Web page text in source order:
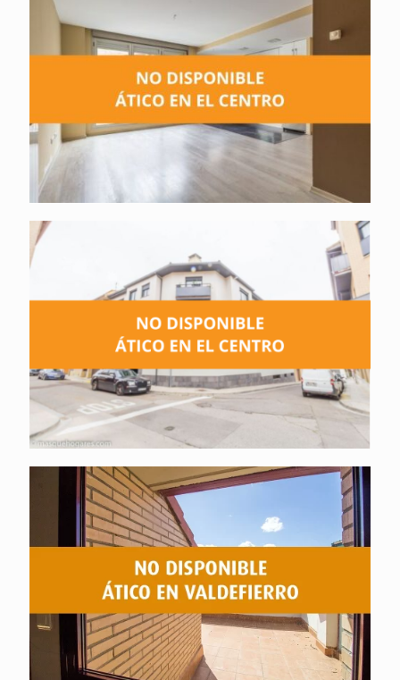
Ático no disponible
Ático no disponible
Ático no disponible